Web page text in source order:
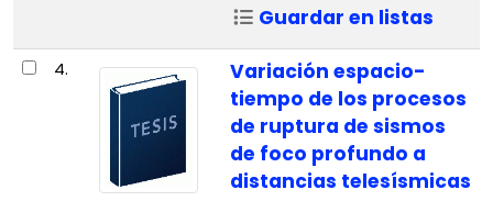
Guardar en listas
4.
Variación espacio-
tiempo de los procesos
de ruptura de sismos
de foco profundo a
distancias telesísmicas